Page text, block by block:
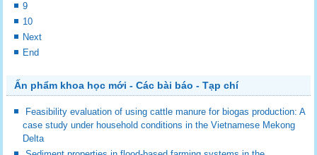
9
10
Next
End
Ấn phẩm khoa học mới - Các bài báo - Tạp chí
Feasibility evaluation of using cattle manure for biogas production: A
case study under household conditions in the Vietnamese Mekong
Delta